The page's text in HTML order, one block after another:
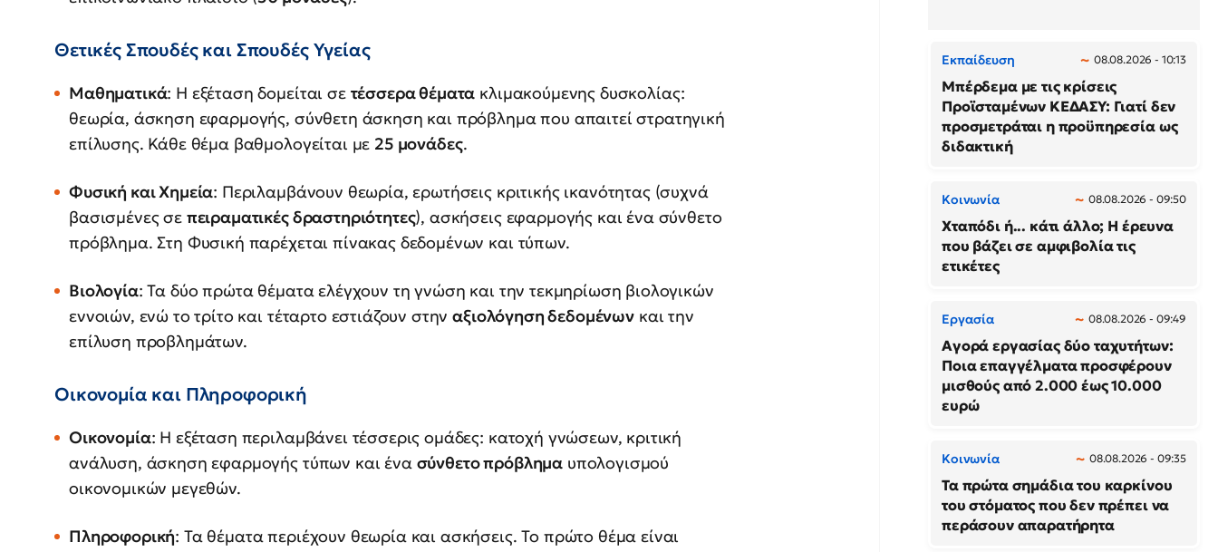
Θετικές Σπουδές και Σπουδές Υγείας
Μαθηματικά: Η εξέταση δομείται σε τέσσερα θέματα κλιμακούμενης δυσκολίας:
θεωρία, άσκηση εφαρμογής, σύνθετη άσκηση και πρόβλημα που απαιτεί στρατηγική
επίλυσης. Κάθε θέμα βαθμολογείται με 25 μονάδες.
Φυσική και Χημεία: Περιλαμβάνουν θεωρία, ερωτήσεις κριτικής ικανότητας (συχνά
βασισμένες σε πειραματικές δραστηριότητες), ασκήσεις εφαρμογής και ένα σύνθετο
πρόβλημα. Στη Φυσική παρέχεται πίνακας δεδομένων και τύπων.
Βιολογία: Τα δύο πρώτα θέματα ελέγχουν τη γνώση και την τεκμηρίωση βιολογικών
εννοιών, ενώ το τρίτο και τέταρτο εστιάζουν στηναξιολόγηση δεδομένωνκαι την
επίλυση προβλημάτων.
Οικονομία και Πληροφορική
Οικονομία: Η εξέταση περιλαμβάνει τέσσερις ομάδες: κατοχή γνώσεων, κριτική
ανάλυση, άσκηση εφαρμογής τύπων και ένα σύνθετο πρόβλημα υπολογισμού
οικονομικών μεγεθών.
Πληροφορική: Τα θέματα περιέχουν θεωρία και ασκήσεις. Το πρώτο θέμα είναι
Εκπαίδευση 08.08.2026 - 10:13
Μπέρδεμα με τις κρίσεις
Προϊσταμένων ΚΕΔΑΣΥ: Γιατί δεν
προσμετράται η προϋπηρεσία ως
διδακτική
Κοινωνία 08.08.2026 - 09:50
Χταπόδι ή... κάτι άλλο; Η έρευνα
που βάζει σε αμφιβολία τις
ετικέτες
Εργασία 08.08.2026 - 09:49
Αγορά εργασίας δύο ταχυτήτων:
Ποια επαγγέλματα προσφέρουν
μισθούς από 2.000 έως 10.000
ευρώ
Κοινωνία 08.08.2026 - 09:35
Τα πρώτα σημάδια του καρκίνου
του στόματος που δεν πρέπει να
περάσουν απαρατήρητα